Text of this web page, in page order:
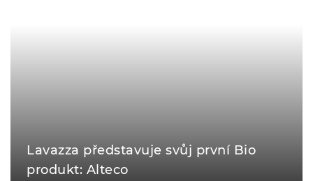
Lavazza představuje svůj první Bio
produkt: Alteco